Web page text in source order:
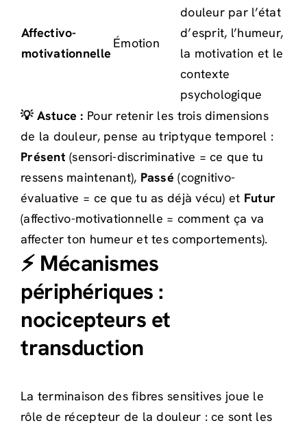
Affectivo-
motivationnelle
Émotion
douleur par l’état
d’esprit, l’humeur,
la motivation et le
contexte
psychologique
💡 Astuce : Pour retenir les trois dimensions
de la douleur, pense au triptyque temporel :
Présent (sensori-discriminative = ce que tu
ressens maintenant), Passé (cognitivo-
évaluative = ce que tu as déjà vécu) et Futur
(affectivo-motivationnelle = comment ça va
affecter ton humeur et tes comportements).
⚡ Mécanismes
périphériques :
nocicepteurs et
transduction
La terminaison des fibres sensitives joue le
rôle de récepteur de la douleur : ce sont les